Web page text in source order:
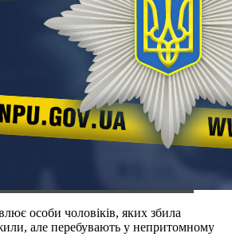
особи чоловіків, яких збила
але перебувають у непритомному